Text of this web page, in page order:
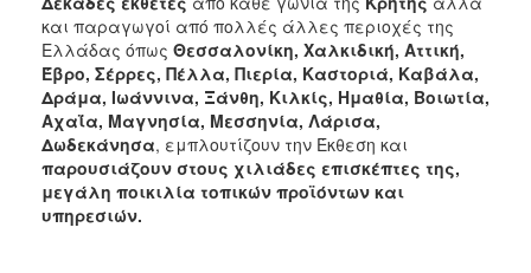
και παραγωγοί από πολλές άλλες περιοχές της
Ελλάδας όπως Θεσσαλονίκη, Χαλκιδική, Αττική,
Έβρο, Σέρρες, Πέλλα, Πιερία, Καστοριά, Καβάλα,
Δράμα, Ιωάννινα, Ξάνθη, Κιλκίς, Ημαθία, Βοιωτία,
Αχαΐα, Μαγνησία, Μεσσηνία, Λάρισα,
Δωδεκάνησα, εμπλουτίζουν την Έκθεση και
παρουσιάζουν στους χιλιάδες επισκέπτες της,
μεγάλη ποικιλία τοπικών προϊόντων και
υπηρεσιών.